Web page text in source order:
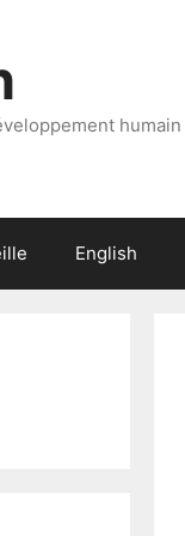
humain
English